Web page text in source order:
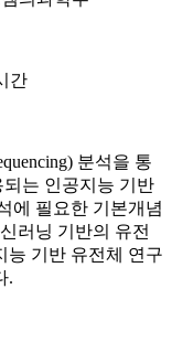
간
분석을 통
는 인공지능 기반
에 필요한 기본개념
러닝 기반의 유전
능 기반 유전체 연구
.